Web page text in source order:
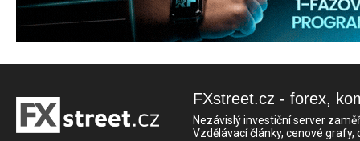
FXstreet.cz - forex,
Nezávislý investiční server
Vzdělávací články, cenové